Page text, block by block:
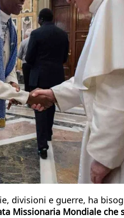
divisioni e guerre, ha
Missionaria Mondiale